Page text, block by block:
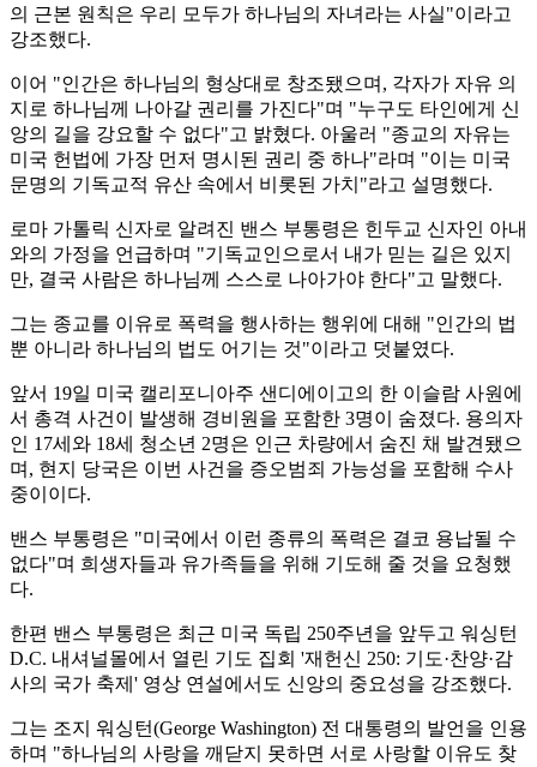
의 근본 원칙은 우리 모두가 하나님의 자녀라는 사실"이라고
강조했다.
이어 "인간은 하나님의 형상대로 창조됐으며, 각자가 자유 의
지로 하나님께 나아갈 권리를 가진다"며 "누구도 타인에게 신
앙의 길을 강요할 수 없다"고 밝혔다. 아울러 "종교의 자유는
미국 헌법에 가장 먼저 명시된 권리 중 하나"라며 "이는 미국
문명의 기독교적 유산 속에서 비롯된 가치"라고 설명했다.
로마 가톨릭 신자로 알려진 밴스 부통령은 힌두교 신자인 아내
와의 가정을 언급하며 "기독교인으로서 내가 믿는 길은 있지
만, 결국 사람은 하나님께 스스로 나아가야 한다"고 말했다.
그는 종교를 이유로 폭력을 행사하는 행위에 대해 "인간의 법
뿐 아니라 하나님의 법도 어기는 것"이라고 덧붙였다.
앞서 19일 미국 캘리포니아주 샌디에이고의 한 이슬람 사원에
서 총격 사건이 발생해 경비원을 포함한 3명이 숨졌다. 용의자
인 17세와 18세 청소년 2명은 인근 차량에서 숨진 채 발견됐으
며, 현지 당국은 이번 사건을 증오범죄 가능성을 포함해 수사
중이이다.
밴스 부통령은 "미국에서 이런 종류의 폭력은 결코 용납될 수
없다"며 희생자들과 유가족들을 위해 기도해 줄 것을 요청했
다.
한편 밴스 부통령은 최근 미국 독립 250주년을 앞두고 워싱턴
D.C. 내셔널몰에서 열린 기도 집회 '재헌신 250: 기도·찬양·감
사의 국가 축제' 영상 연설에서도 신앙의 중요성을 강조했다.
그는 조지 워싱턴(George Washington) 전 대통령의 발언을 인용
하며 "하나님의 사랑을 깨닫지 못하면 서로 사랑할 이유도 찾